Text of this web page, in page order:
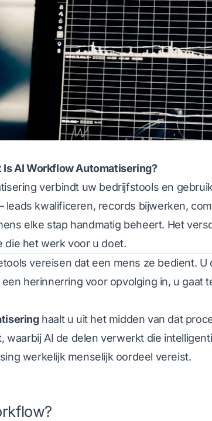
AI Workflow Automatisering?
verbindt uw bedrijfstools en
kwalificeren, records bijwerken,
elke stap handmatig beheert. Het
die het werk voor u doet.
vereisen dat een mens ze bedient.
herinnerring voor opvolging in, u gaat
haalt u uit het midden van dat
waarbij AI de delen verwerkt die
werkelijk menselijk oordeel vereist.